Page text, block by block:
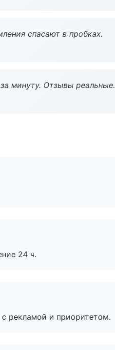
спасают в пробках.
минуту. Отзывы реальные.
24 ч.
рекламой и приоритетом.